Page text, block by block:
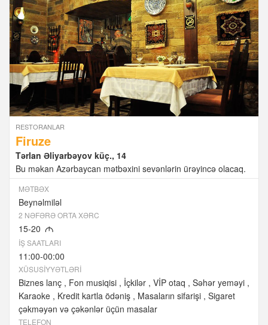
RESTORANLAR
Firuze
Tərlan Əliyarbəyov küç., 14
Bu məkan Azərbaycan mətbəxini sevənlərin ürəyincə olacaq.
MƏTBƏX
Beynəlmiləl
2 NƏFƏRƏ ORTA XƏRC
15-20 M
İŞ SAATLARI
11:00-00:00
XÜSUSIYYƏTLƏRI
Biznes lanç Fon musiqisi İçkilər VİP otaq
Səhər yeməyi
Karaoke
Kredit kartla ödəniş Masaların sifarişi Sigaret
çəkməyən və çəkənlər üçün masalar
TELEFON